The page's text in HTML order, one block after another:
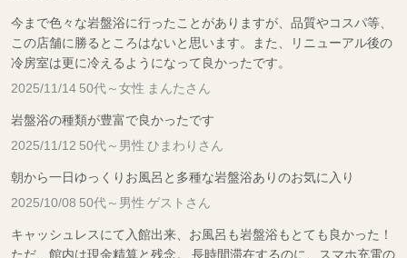
今まで色々な岩盤浴に行ったことがありますが、品質やコスパ等、
この店舗に勝るところはないと思います。また、リニューアル後の
冷房室は更に冷えるようになって良かったです。
2025/11/14 50代～女性 まんたさん
岩盤浴の種類が豊富で良かったです
2025/11/12 50代～男性 ひまわりさん
朝から一日ゆっくりお風呂と多種な岩盤浴ありのお気に入り
2025/10/08 50代～男性 ゲストさん
キャッシュレスにて入館出来、お風呂も岩盤浴もとても良かった！
ただ、館内は現金精算と残念。 長時間滞在するのに、スマホ充電の